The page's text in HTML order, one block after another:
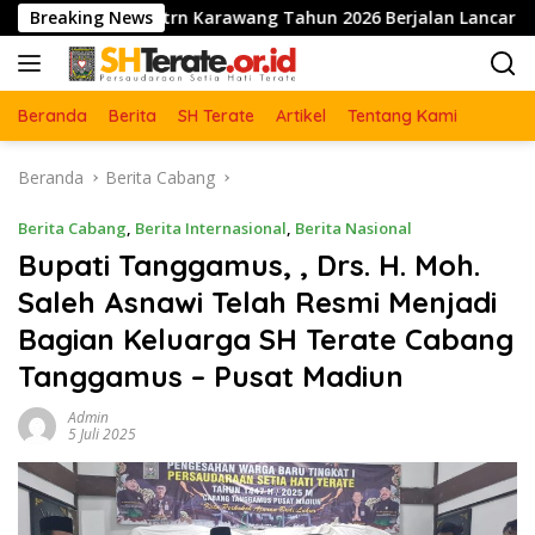
Langsung
ke
konten
Breaking News
Karawang Tahun 2026 Berjalan Lancar dan Sukses
Beranda Berita SH Terate Artikel Tentang Kami
Beranda Berita Cabang
Berita Cabang, Berita Internasional, Berita Nasional
Bupati Tanggamus, , Drs. H. Moh.
Saleh Asnawi Telah Resmi Menjadi
Bagian Keluarga SH Terate Cabang
Tanggamus – Pusat Madiun
Admin
5 Juli 2025